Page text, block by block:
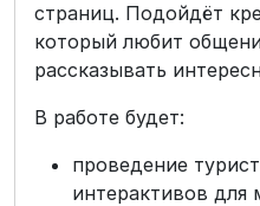
страниц. Подойдёт
который любит
рассказывать
В работе будет:
проведение
интерактивов для